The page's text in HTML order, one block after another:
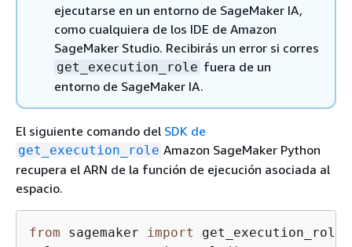
ejecutarse en un entorno de SageMaker IA,
como cualquiera de los IDE de Amazon
SageMaker Studio. Recibirás un error si corres
get_execution_role fuera de un
entorno de SageMaker IA.
El siguiente comando del SDK de
get_execution_role Amazon SageMaker Python
recupera el ARN de la función de ejecución asociada al
espacio.
from sagemaker import
get_execution_role